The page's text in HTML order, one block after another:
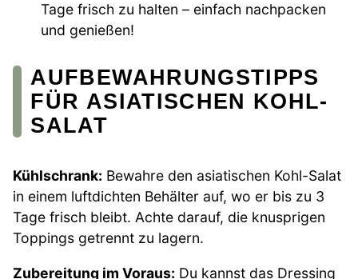
Tage frisch zu halten – einfach nachpacken
und genießen!
AUFBEWAHRUNGSTIPPS
FÜR ASIATISCHEN KOHL-
SALAT
Kühlschrank: Bewahre den asiatischen Kohl-Salat
in einem luftdichten Behälter auf, wo er bis zu 3
Tage frisch bleibt. Achte darauf, die knusprigen
Toppings getrennt zu lagern.
Zubereitung im Voraus: Du kannst das Dressing